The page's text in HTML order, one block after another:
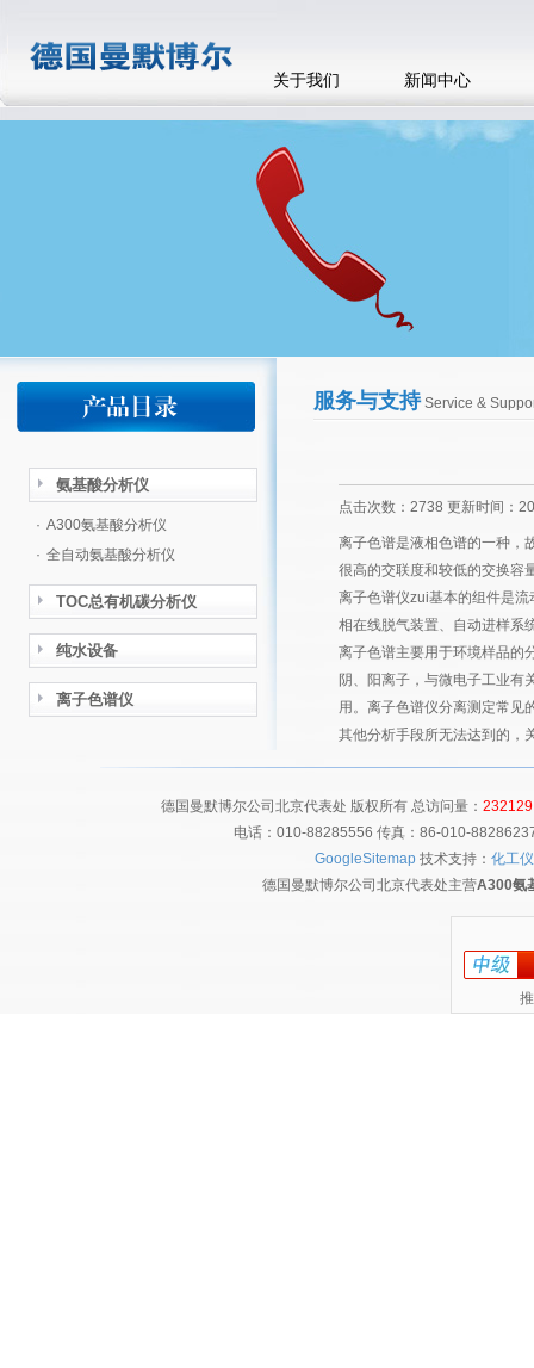
关于我们 新闻中心
氨基酸分析仪
· A300氨基酸分析仪
· 全自动氨基酸分析仪
TOC总有机碳分析仪
纯水设备
离子色谱仪
服务与支持Service &
点击次数：2738 更新时间：
离子色谱是液相色谱的一种，
很高的交联度和较低的交换容
离子色谱仪zui基本的组件是
相在线脱气装置、自动进样系
离子色谱主要用于环境样品的
阴、阳离子，与微电子工业有
用。离子色谱仪分离测定常见
其他分析手段所无法达到的，
德国曼默博尔公司北京代表处 版权所有 总访问量： 232129
电话：010-88285556 传真：86-010-
GoogleSitemap技术支持： 化工
德国曼默博尔公司北京代表处主营A300氨